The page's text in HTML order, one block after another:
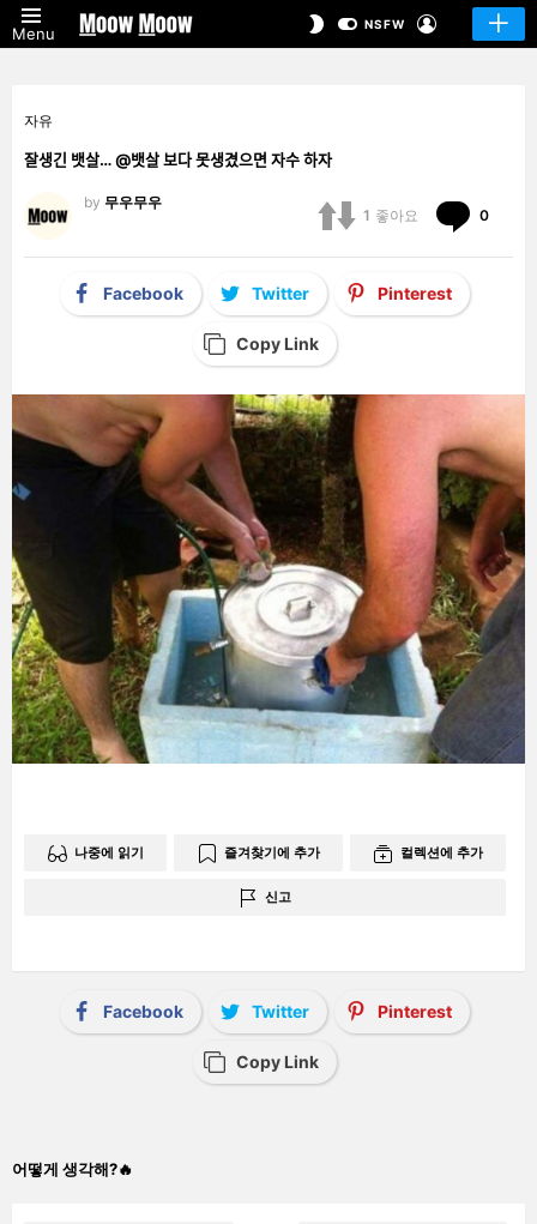
Menu
SWITCHNSFW
자유
잘생긴 뱃살… @뱃살 보다 못생겼으면 자수 하자
by 무우무우
1 좋아요 0
Facebook Twitter Pinterest
Copy Link
나중에 읽기 즐겨찾기에 추가 컬렉션에 추가
신고
Facebook Twitter Pinterest
Copy Link
어떻게 생각해?🔥